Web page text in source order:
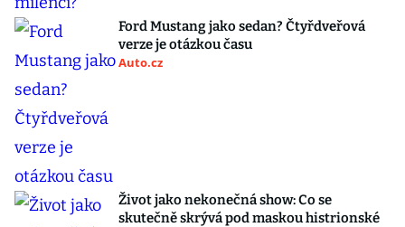
Ford Mustang jako sedan? Čtyřdveřová
verze je otázkou času
Auto.cz
Život jako nekonečná show: Co se
skutečně skrývá pod maskou histrionské